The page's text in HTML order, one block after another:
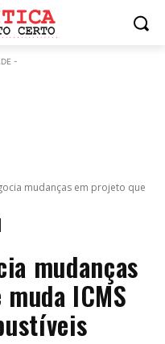
-
mudanças em projeto que
mudanças
ICMS